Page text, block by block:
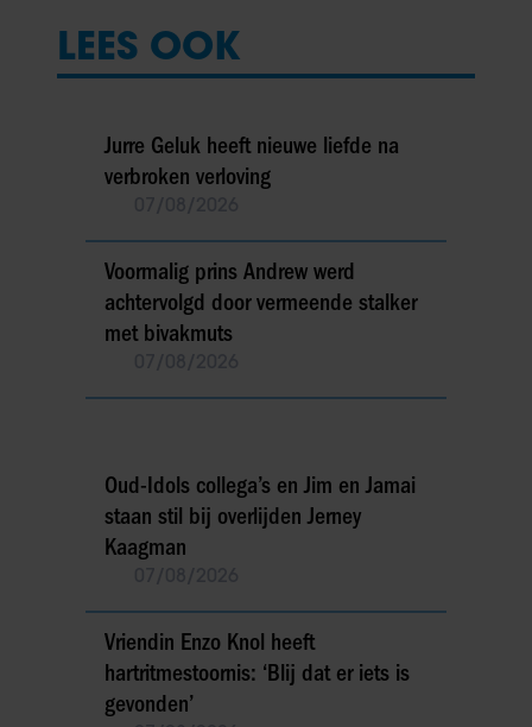
LEES OOK
Jurre Geluk heeft nieuwe liefde na
verbroken verloving
Voormalig prins Andrew werd
achtervolgd door vermeende stalker
met bivakmuts
Oud-Idols collega’s en Jim en Jamai
staan stil bij overlijden Jerney
Kaagman
Vriendin Enzo Knol heeft
hartritmestoornis: ‘Blij dat er iets is
gevonden’